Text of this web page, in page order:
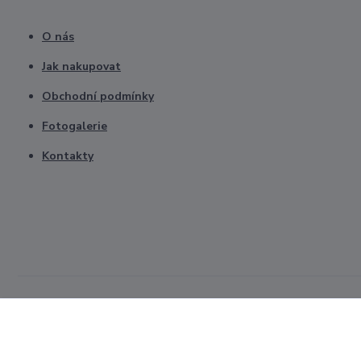
O nás
Jak nakupovat
Obchodní podmínky
Fotogalerie
Kontakty